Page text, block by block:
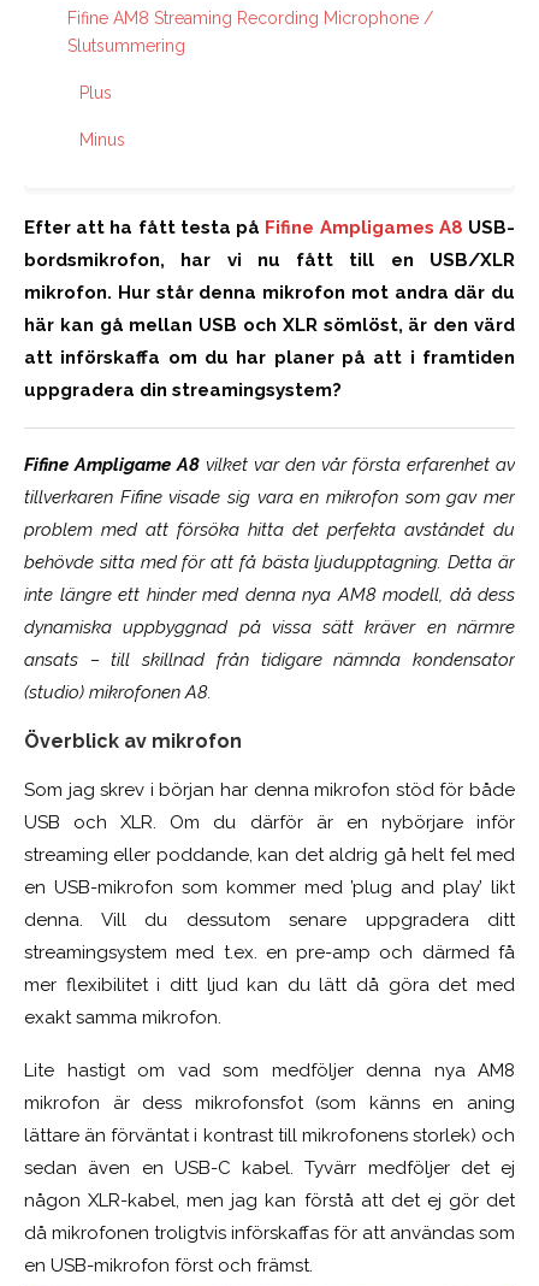
Fifine AM8 Streaming Recording Microphone /
Slutsummering
Plus
Minus
Efter att ha fått testa på Fifine Ampligames A8 USB-
bordsmikrofon, har vi nu fått till en USB/XLR
mikrofon. Hur står denna mikrofon mot andra där du
här kan gå mellan USB och XLR sömlöst, är den värd
att införskaffa om du har planer på att i framtiden
uppgradera din streamingsystem?
Fifine Ampligame A8 vilket var den vår första erfarenhet av
tillverkaren Fifine visade sig vara en mikrofon som gav mer
problem med att försöka hitta det perfekta avståndet du
behövde sitta med för att få bästa ljudupptagning. Detta är
inte längre ett hinder med denna nya AM8 modell, då dess
dynamiska uppbyggnad på vissa sätt kräver en närmre
ansats – till skillnad från tidigare nämnda kondensator
(studio) mikrofonen A8.
Överblick av mikrofon
Som jag skrev i början har denna mikrofon stöd för både
USB och XLR. Om du därför är en nybörjare inför
streaming eller poddande, kan det aldrig gå helt fel med
en USB-mikrofon som kommer med ’plug and play’ likt
denna. Vill du dessutom senare uppgradera ditt
streamingsystem med t.ex. en pre-amp och därmed få
mer flexibilitet i ditt ljud kan du lätt då göra det med
exakt samma mikrofon.
Lite hastigt om vad som medföljer denna nya AM8
mikrofon är dess mikrofonsfot (som känns en aning
lättare än förväntat i kontrast till mikrofonens storlek) och
sedan även en USB-C kabel. Tyvärr medföljer det ej
någon XLR-kabel, men jag kan förstå att det ej gör det
då mikrofonen troligtvis införskaffas för att användas som
en USB-mikrofon först och främst.